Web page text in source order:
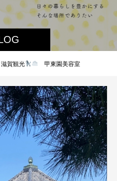
滋賀観光 甲東園美容室